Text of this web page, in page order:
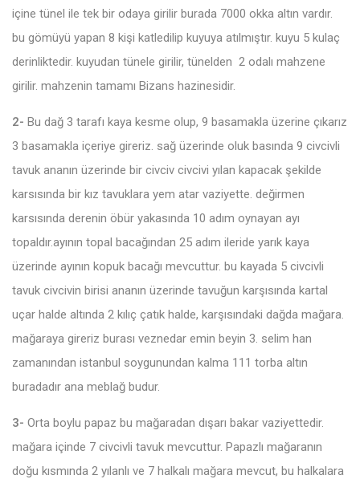
içine tünel ile tek bir odaya girilir burada 7000 okka altın vardır.
bu gömüyü yapan 8 kişi katledilip kuyuya atılmıştır. kuyu 5 kulaç
derinliktedir. kuyudan tünele girilir, tünelden 2 odalı mahzene
girilir. mahzenin tamamı Bizans hazinesidir.
2- Bu dağ 3 tarafı kaya kesme olup, 9 basamakla üzerine çıkarız
3 basamakla içeriye gireriz. sağ üzerinde oluk basında 9 civcivli
tavuk ananın üzerinde bir civciv civcivi yılan kapacak şekilde
karsısında bir kız tavuklara yem atar vaziyette. değirmen
karsısında derenin öbür yakasında 10 adım oynayan ayı
topaldır.ayının topal bacağından 25 adım ileride yarık kaya
üzerinde ayının kopuk bacağı mevcuttur. bu kayada 5 civcivli
tavuk civcivin birisi ananın üzerinde tavuğun karşısında kartal
uçar halde altında 2 kılıç çatık halde, karşısındaki dağda mağara.
mağaraya gireriz burası veznedar emin beyin 3. selim han
zamanından istanbul soygunundan kalma 111 torba altın
buradadır ana meblağ budur.
3- Orta boylu papaz bu mağaradan dışarı bakar vaziyettedir.
mağara içinde 7 civcivli tavuk mevcuttur. Papazlı mağaranın
doğu kısmında 2 yılanlı ve 7 halkalı mağara mevcut, bu halkalara